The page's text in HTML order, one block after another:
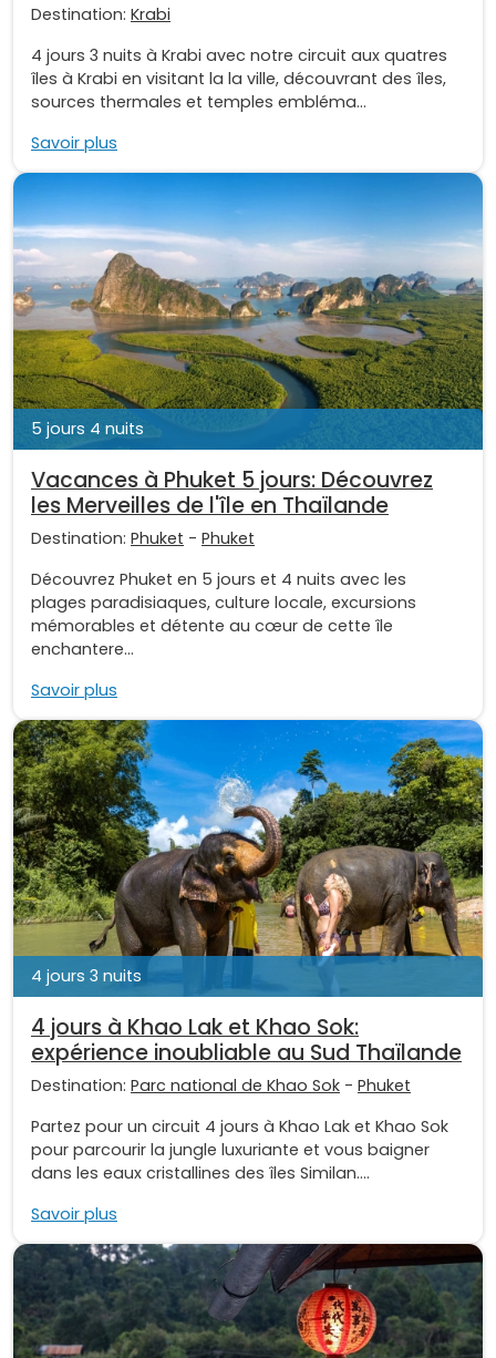
Destination: Krabi
4 jours 3 nuits à Krabi avec notre circuit aux quatres
îles à Krabi en visitant la la ville, découvrant des îles,
sources thermales et temples embléma...
Savoir plus
5 jours 4 nuits
Vacances à Phuket 5 jours: Découvrez
les Merveilles de l'île en Thaïlande
Destination: Phuket - Phuket
Découvrez Phuket en 5 jours et 4 nuits avec les
plages paradisiaques, culture locale, excursions
mémorables et détente au cœur de cette île
enchantere...
Savoir plus
4 jours 3 nuits
4 jours à Khao Lak et Khao Sok:
expérience inoubliable au Sud Thaïlande
Destination: Parc national de Khao Sok - Phuket
Partez pour un circuit 4 jours à Khao Lak et Khao Sok
pour parcourir la jungle luxuriante et vous baigner
dans les eaux cristallines des îles Similan....
Savoir plus